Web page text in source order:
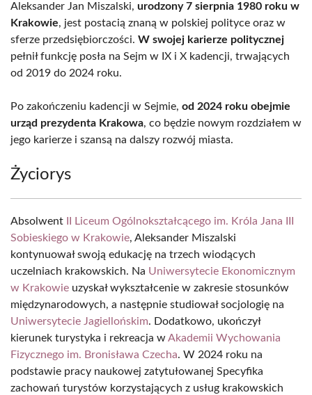
Aleksander Jan Miszalski, urodzony 7 sierpnia 1980 roku w
Krakowie, jest postacią znaną w polskiej polityce oraz w
sferze przedsiębiorczości. W swojej karierze politycznej
pełnił funkcję posła na Sejm w IX i X kadencji, trwających
od 2019 do 2024 roku.
Po zakończeniu kadencji w Sejmie, od 2024 roku obejmie
urząd prezydenta Krakowa, co będzie nowym rozdziałem w
jego karierze i szansą na dalszy rozwój miasta.
Życiorys
Absolwent
II Liceum Ogólnokształcącego im. Króla Jana III
Sobieskiego w Krakowie, Aleksander Miszalski
kontynuował swoją edukację na trzech wiodących
uczelniach krakowskich. Na Uniwersytecie Ekonomicznym
w Krakowie uzyskał wykształcenie w zakresie stosunków
międzynarodowych, a następnie studiował socjologię na
Uniwersytecie Jagiellońskim. Dodatkowo, ukończył
kierunek turystyka i rekreacja wAkademii Wychowania
Fizycznego im. Bronisława Czecha. W 2024 roku na
podstawie pracy naukowej zatytułowanej Specyfika
zachowań turystów korzystających z usług krakowskich